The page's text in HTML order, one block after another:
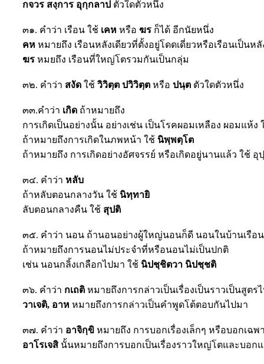
กจวร สงฺการ อุกฺกลาป ตัวใดตัวหนึ่ง
๓๑. คำว่า เรือน ใช้ เคห หรือ ฆร ก็ได้ อีกนัยหนึ่ง
คห หมายถึง เรือนหลังเดียวที่ตั้งอยู่โดดเดี่ยวหรือเรือนเป็นหลั
ฆร หมยถึง เรือนที่ใหญ่โตรวมกันเป็นกลุ่ม
๓๒. คำว่า สงัด ใช้ วิวิตฺต ปวิวิตฺต หรือ ปนฺต ตัวใดตัวหนึ่ง
๓๓.คำว่า เกิด ถ้าหมายถึง
การเกิดเป็นอย่างนั้น อย่างเช่น เป็นโรคผอมเหลือง ผอมแห้ง
ถ้าหมายถึงการเกิดในภพหน้า ใช้ นิพฺพตฺโต
ถ้าหมายถึง การเกิดอย่างอัศจรรย์ หรือเกิดอยู่นานแล้ว ใช้ อุ
๓๔. คำว่า หลับ
ถ้าหลับตอนกลางวัน ใช้ นิทฺทายิ
ลับตอนกลางคืน ใช้ สุปติ
๓๕. คำว่า นอน ถ้านอนอย่างผู้ใหญ่นอนก็ดี นอนในบ้านเรือ
ถ้าหมายถึงการนอนไม่ประจำที่หรือนอนไม่เป็นปกติ
เช่น นอนกลิ้งเกลือกไปมา ใช้ นิปชฺชิตวา นิปชฺชติ
๓๖. คำว่า กเถติ หมายถึงการกล่าวเป็นเรื่องเป็นราวเป็นสูตร
วาเจติ, อาห หมายถึงการกล่าวเป็นคำพูดโต้ตอบกันไปมา
๓๗. คำว่า อาจิกฺขิ หมายถึง การบอกเรื่องเล็กๆ หรือบอกเฉพ
อาโรเจสิ นั้นหมายถึงการบอกเป็นเรื่องราวใหญ่โตและบอ